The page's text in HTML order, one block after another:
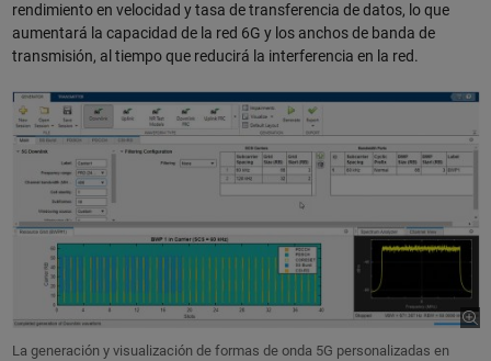
rendimiento en velocidad y tasa de transferencia de datos, lo que
aumentará la capacidad de la red 6G y los anchos de banda de
transmisión, al tiempo que reducirá la interferencia en la red.
La generación y visualización de formas de onda 5G personalizadas en